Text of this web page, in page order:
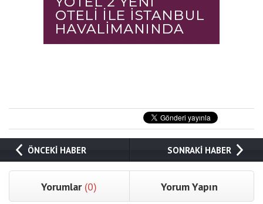
ÖNCEKİ HABER SONRAKİ HABER
Yorumlar (0) Yorum Yapın